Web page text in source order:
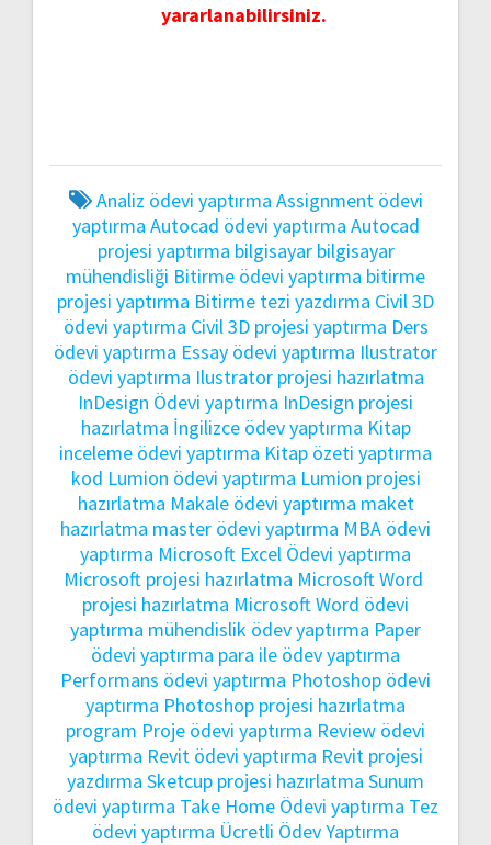
yararlanabilirsiniz.
Analiz ödevi yaptırma Assignment ödevi
yaptırma Autocad ödevi yaptırma Autocad
projesi yaptırma bilgisayar bilgisayar
mühendisliği Bitirme ödevi yaptırma bitirme
projesi yaptırma Bitirme tezi yazdırma Civil 3D
ödevi yaptırma Civil 3D projesi yaptırma Ders
ödevi yaptırma Essay ödevi yaptırma Ilustrator
ödevi yaptırma Ilustrator projesi hazırlatma
InDesign Ödevi yaptırma InDesign projesi
hazırlatma İngilizce ödev yaptırma Kitap
inceleme ödevi yaptırma Kitap özeti yaptırma
kod Lumion ödevi yaptırma Lumion projesi
hazırlatma Makale ödevi yaptırma maket
hazırlatma master ödevi yaptırma MBA ödevi
yaptırma Microsoft Excel Ödevi yaptırma
Microsoft projesi hazırlatma Microsoft Word
projesi hazırlatma Microsoft Word ödevi
yaptırma mühendislik ödev yaptırma Paper
ödevi yaptırma para ile ödev yaptırma
Performans ödevi yaptırma Photoshop ödevi
yaptırma Photoshop projesi hazırlatma
program Proje ödevi yaptırma Review ödevi
yaptırma Revit ödevi yaptırma Revit projesi
yazdırma Sketcup projesi hazırlatma Sunum
ödevi yaptırma Take Home Ödevi yaptırma Tez
ödevi yaptırma Ücretli Ödev Yaptırma